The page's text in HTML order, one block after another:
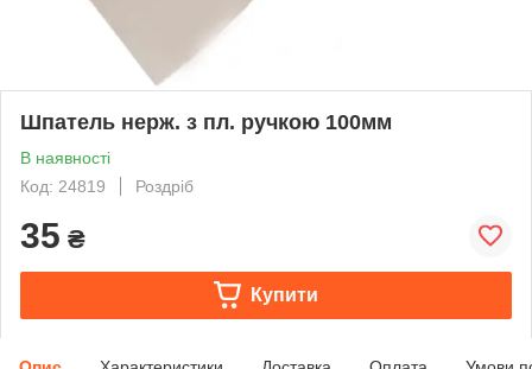
Шпатель нерж. з пл. ручкою 100мм
В наявності
Код: 24819
Роздріб
35 ₴
Купити